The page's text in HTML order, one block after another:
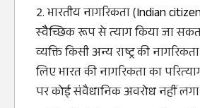
भारतीय नागरिकता (Indian
स्‍वैैच्छिक रूप से त्‍याग किया जा
व्‍यक्ति किसी अन्‍य राष्‍ट्र की
लिए भारत की नागरिकता का
पर कोई संवैधानिक अवरोध नहींं